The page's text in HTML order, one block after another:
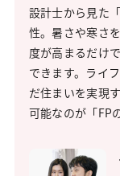
設計士から見た
性。暑さや寒さ
度が高まるだけ
できます。ライ
だ住まいを実現
可能なのが「FP